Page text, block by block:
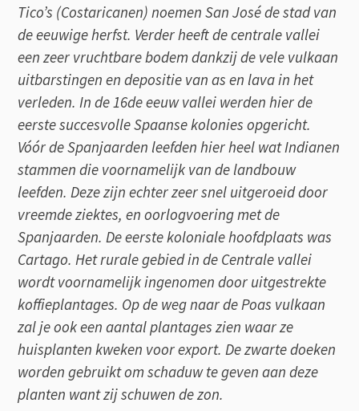
Tico’s (Costaricanen) noemen San José de stad van
de eeuwige herfst. Verder heeft de centrale vallei
een zeer vruchtbare bodem dankzij de vele vulkaan
uitbarstingen en depositie van as en lava in het
verleden. In de 16de eeuw vallei werden hier de
eerste succesvolle Spaanse kolonies opgericht.
Vóór de Spanjaarden leefden hier heel wat Indianen
stammen die voornamelijk van de landbouw
leefden. Deze zijn echter zeer snel uitgeroeid door
vreemde ziektes, en oorlogvoering met de
Spanjaarden. De eerste koloniale hoofdplaats was
Cartago. Het rurale gebied in de Centrale vallei
wordt voornamelijk ingenomen door uitgestrekte
koffieplantages. Op de weg naar de Poas vulkaan
zal je ook een aantal plantages zien waar ze
huisplanten kweken voor export. De zwarte doeken
worden gebruikt om schaduw te geven aan deze
planten want zij schuwen de zon.